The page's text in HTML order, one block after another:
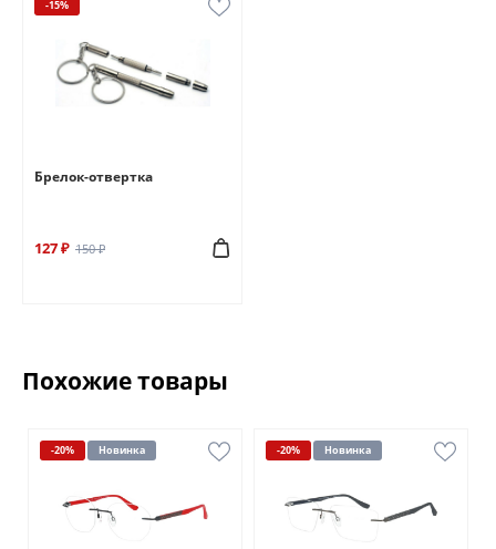
-15%
Брелок-отвертка
127 ₽ 150 ₽
Похожие товары
-20% Новинка -20% Новинка